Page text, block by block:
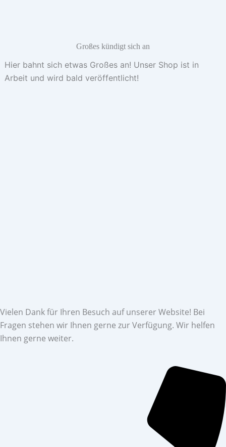
Großes kündigt sich an
Hier bahnt sich etwas Großes an! Unser Shop ist in
Arbeit und wird bald veröffentlicht!
Vielen Dank für Ihren Besuch auf unserer Website! Bei
Fragen stehen wir Ihnen gerne zur Verfügung. Wir helfen
Ihnen gerne weiter.